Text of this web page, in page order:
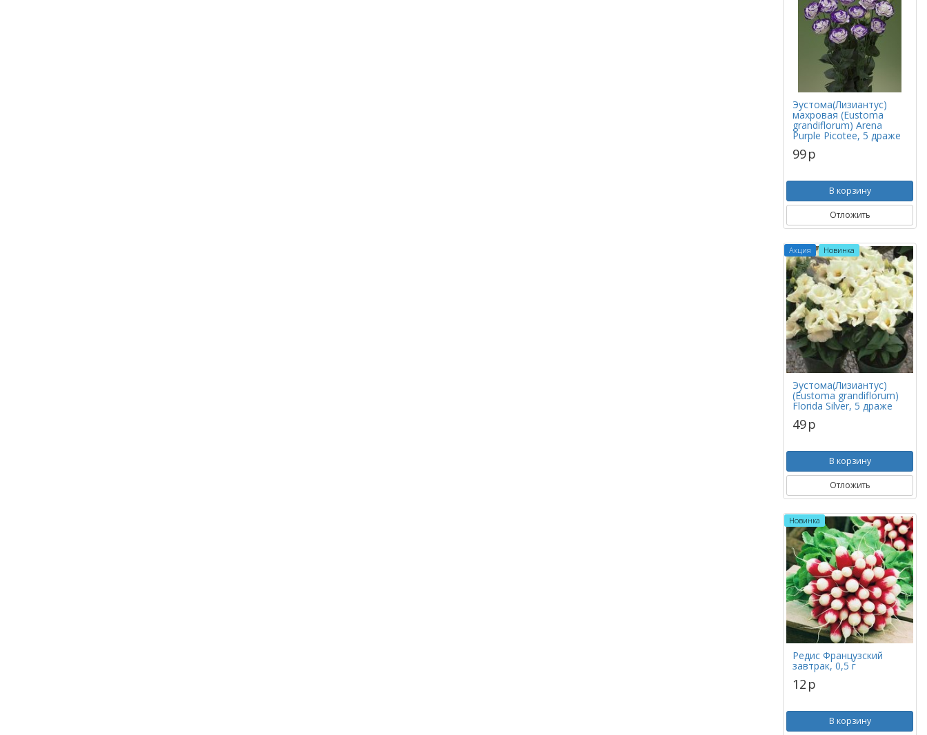
Эустома(Лизиантус)
махровая (Eustoma
grandiflorum) Arena
Purple Picotee, 5 драже
99p
В корзину
Отложить
Акция Новинка
Эустома(Лизиантус)
(Eustoma grandiflorum)
Florida Silver, 5 драже
49p
В корзину
Отложить
Новинка
Редис Французский
завтрак, 0,5 г
12 p
В корзину